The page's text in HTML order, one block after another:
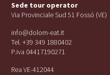
Sede tour operator
Via Provinciale Sud 51 Fossó (VE)
info@dolom-eat.it
Tel. +39 349 1880402
P.iva 04417190271
Rea VE-412044